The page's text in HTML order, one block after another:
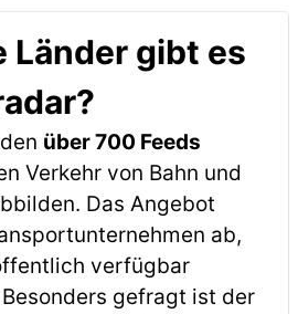
Länder gibt es
über 700 Feeds
Verkehr von Bahn und
Das Angebot
ab,
verfügbar
gefragt ist der